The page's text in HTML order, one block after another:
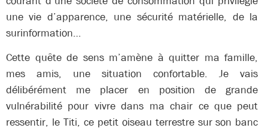
une vie d’apparence, une sécurité matérielle, de la
surinformation…
Cette quête de sens m’amène à quitter ma famille,
mes amis, une situation confortable. Je vais
délibérément me placer en position de grande
vulnérabilité pour vivre dans ma chair ce que peut
ressentir, le Titi, ce petit oiseau terrestre sur son banc